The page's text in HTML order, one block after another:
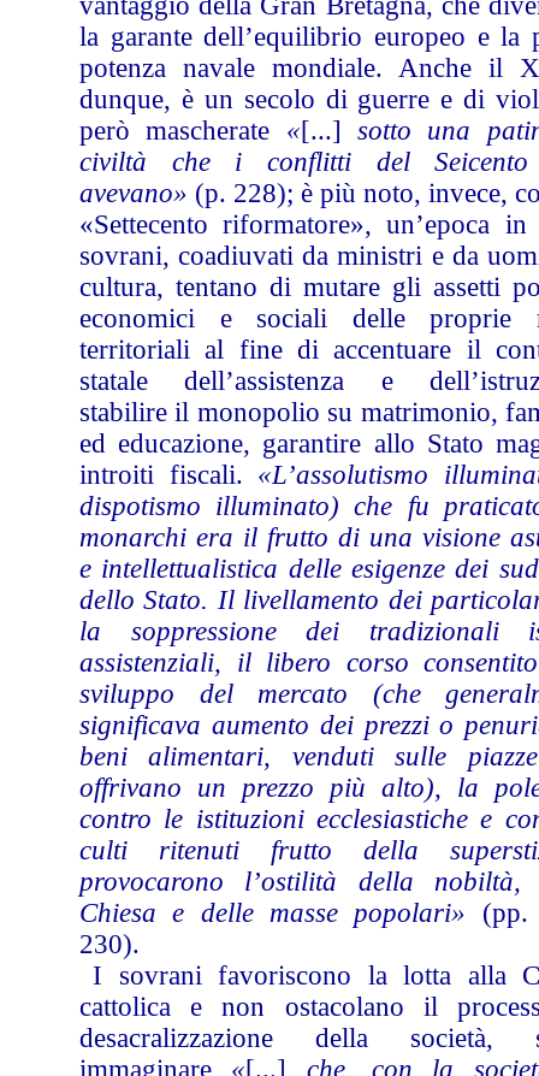
la garante dell’equilibrio europeo e la
potenza navale mondiale. Anche il
dunque, è un secolo di guerre e di
però mascherate «[...]sotto una
civiltà che i conflitti del
avevano» (p. 228); è più noto, invece,
«Settecento riformatore», un’epoca
sovrani, coadiuvati da ministri e da
cultura, tentano di mutare gli assetti
economici e sociali delle proprie
territoriali al fine di accentuare il
statale dell’assistenza e
stabilire il monopolio su matrimonio,
ed educazione, garantire allo Stato
introiti fiscali. «L’assolutismo
dispotismo illuminato) che fu
monarchi era il frutto di una visione
e intellettualistica delle esigenze dei
dello Stato. Il livellamento dei
la soppressione dei tradizionali
assistenziali, il libero corso
sviluppo del mercato (che
significava aumento dei prezzi o
beni alimentari, venduti sulle
offrivano un prezzo più alto), la
contro le istituzioni ecclesiastiche e
culti ritenuti frutto della
provocarono l’ostilità della nobiltà,
Chiesa e delle masse popolari» (pp.
230).
I sovrani favoriscono la lotta alla
cattolica e non ostacolano il
desacralizzazione della società,
immaginare «[...] che, con la